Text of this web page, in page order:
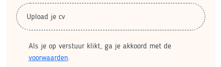
Upload je cv
Als je op verstuur klikt, ga je akkoord met de
voorwaarden.